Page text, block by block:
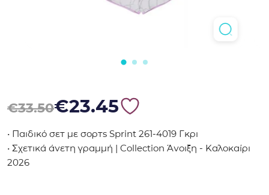
€33.50
Original price was: €33.50.
€23.45
Η τρέχουσα τιμή είναι: €23.45.
• Παιδικό σετ με σορτς Sprint 261-4019 Γκρι
• Σχετικά άνετη γραμμή | Collection Άνοιξη - Καλοκαίρι
2026